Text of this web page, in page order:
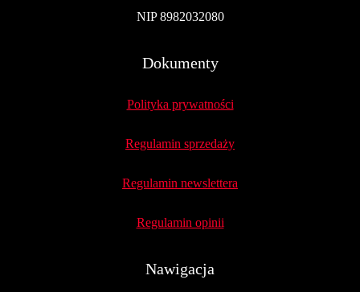
NIP 8982032080
Dokumenty
Polityka prywatności
Regulamin sprzedaży
Regulamin newslettera
Regulamin opinii
Nawigacja